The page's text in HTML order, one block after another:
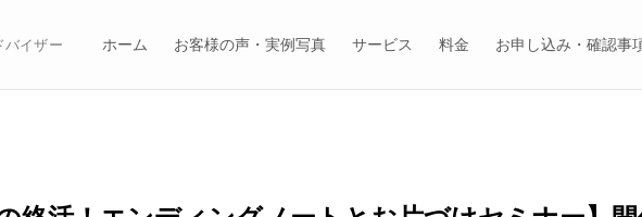
バイザー ホーム お客様の声・実例写真 サービス 料金 お申し込み・確認事